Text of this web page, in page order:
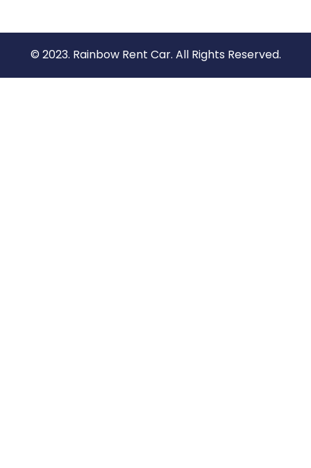
© 2023. Rainbow Rent Car. All Rights Reserved.